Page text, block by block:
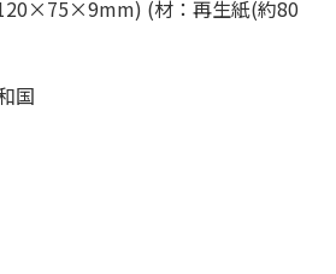
(材：再生紙(約80
国